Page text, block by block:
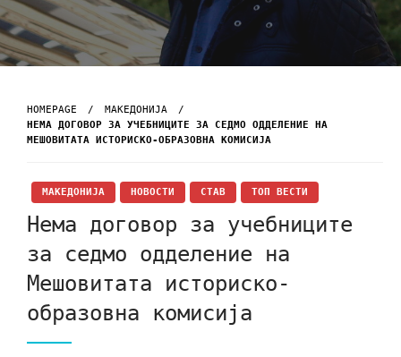
HOMEPAGE
МАКЕДОНИЈА
НЕМА ДОГОВОР ЗА УЧЕБНИЦИТЕ ЗА СЕДМО ОДДЕЛЕНИЕ НА
МЕШОВИТАТА ИСТОРИСКО-ОБРАЗОВНА КОМИСИЈА
МАКЕДОНИЈА НОВОСТИ СТАВ ТОП ВЕСТИ
Нема договор за учебниците
за седмо одделение на
Мешовитата историско-
образовна комисија